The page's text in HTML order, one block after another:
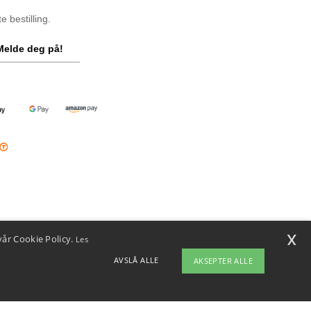
bestilling.
deg på!
Cookie Policy. Les
AVSLÅ ALLE
AKSEPTER ALLE
x